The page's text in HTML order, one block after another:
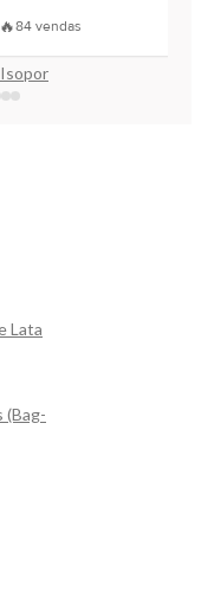
Lata
(Bag-
🔥84 vendas